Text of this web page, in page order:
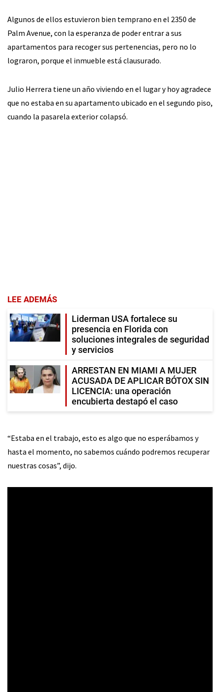
Algunos de ellos estuvieron bien temprano en el 2350 de
Palm Avenue, con la esperanza de poder entrar a sus
apartamentos para recoger sus pertenencias, pero no lo
lograron, porque el inmueble está clausurado.
Julio Herrera tiene un año viviendo en el lugar y hoy agradece
que no estaba en su apartamento ubicado en el segundo piso,
cuando la pasarela exterior colapsó.
LEE ADEMÁS
Liderman USA fortalece su
presencia en Florida con
soluciones integrales de seguridad
y servicios
ARRESTAN EN MIAMI A MUJER
ACUSADA DE APLICAR BÓTOX SIN
LICENCIA: una operación
encubierta destapó el caso
“Estaba en el trabajo, esto es algo que no esperábamos y
hasta el momento, no sabemos cuándo podremos recuperar
nuestras cosas”, dijo.